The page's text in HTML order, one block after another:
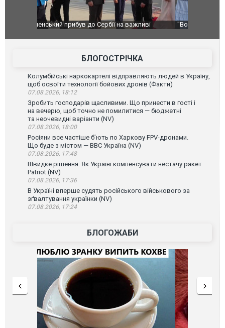
"Вони воюють, самі хочуть воювати, бо дурні": у
зневажливих слів про українських захисників.
В
порт: над
ВІДЕО
БЛОГОСТРІЧКА
Колумбійські наркокартелі відправляють людей в Україну,
щоб освоїти технології бойових дронів (Факти)
07.08.2026, 18:12
Зробить господарів щасливими. Що принести в гості і
на вечерю, щоб точно не помилитися — бюджетні
та неочевидні варіанти (NV)
07.08.2026, 18:00
Росіяни все частіше бʼють по Харкову FPV-дронами.
Що буде з містом — ВВС Україна (NV)
07.08.2026, 17:48
Швидке рішення. Як Україні компенсувати нестачу ракет
Patriot (NV)
07.08.2026, 17:36
В Україні вперше судять російського військового за
зґвалтування українки (NV)
07.08.2026, 17:24
БЛОГОЖАБИ